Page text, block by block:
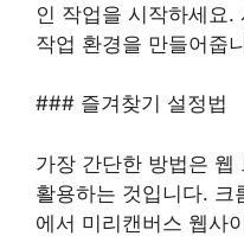
인 작업을 시작하세요.
작업 환경을 만들어줍
### 즐겨찾기 설정법
가장 간단한 방법은 웹
활용하는 것입니다. 크
에서 미리캔버스 웹사